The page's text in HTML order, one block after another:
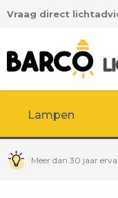
hoofdinhoud
Vraag direct
Lampen
Meer dan 30 jaar